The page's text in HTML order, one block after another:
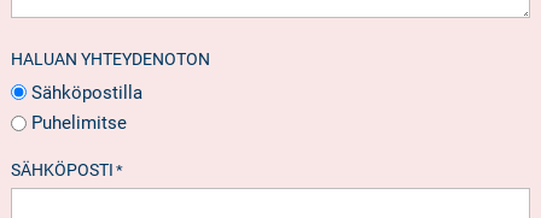
HALUAN YHTEYDENOTON
Sähköpostilla
Puhelimitse
SÄHKÖPOSTI *